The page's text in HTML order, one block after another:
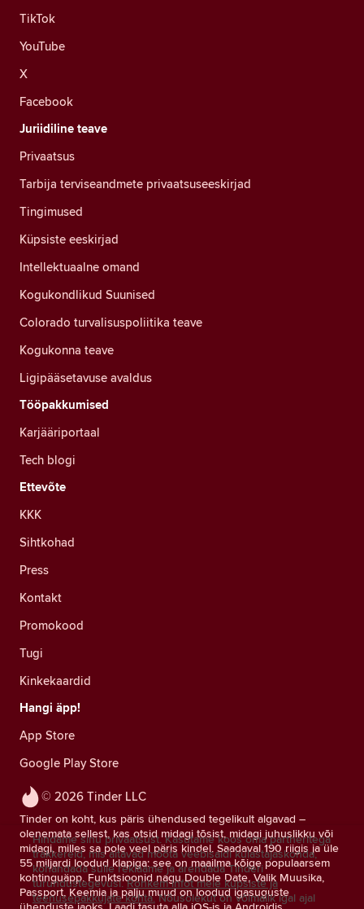
© 2026 Tinder LLC
Tinder on koht, kus päris ühendused tegelikult algavad –
olenemata sellest, kas otsid midagi tõsist, midagi juhuslikku või
midagi, milles sa pole veel päris kindel. Saadaval 190 riigis ja üle
55 miljardi loodud klapiga: see on maailma kõige populaarsem
kohtinguäpp. Funktsioonid nagu Double Date, Valik Muusika,
Passport, Keemia ja palju muud on loodud igasuguste
TikTok
YouTube
X
Facebook
Juriidiline teave
Privaatsus
Tarbija terviseandmete privaatsuseeskirjad
Tingimused
Küpsiste eeskirjad
Intellektuaalne omand
Kogukondlikud Suunised
Colorado turvalisuspoliitika teave
Kogukonna teave
Ligipääsetavuse avaldus
Tööpakkumised
Karjääriportaal
Tech blogi
Ettevõte
KKK
Sihtkohad
Press
Kontakt
Promokood
Tugi
Kinkekaardid
Hangi äpp!
App Store
Google Play Store
Hindame sinu privaatsust. Kasutame koos oma partneritega
träkkereid, mis aitavad mõõta veebisaidi külastajaskonda,
kohandada sulle reklaame ja arendada Tinderi
turundustegevusi. Rohkem infot meie küpsiste ja
teenusepakkujate kohta. Nõusolekut on võimalik igal ajal